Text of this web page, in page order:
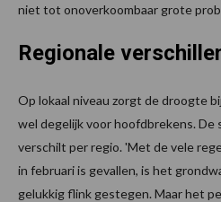
niet tot onoverkoombaar grote
Regionale
Op lokaal niveau zorgt de droogte
wel degelijk voor hoofdbrekens.
verschilt per regio. 'Met de vele
in februari is gevallen, is het
gelukkig flink gestegen. Maar het